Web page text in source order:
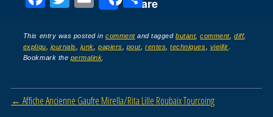
c
e
o
tt
er
ail
Share
ta
g
This entry was posted incommentand taggedbutant,comment,diff,
expliqu
journals junk ,papiers pour,rentes ,techniques vieillir
Bookmark the permalink
Post navigation
← Affiche Ancienne Gaufre Mirella/Rita Lille Roubaix Tourcoing